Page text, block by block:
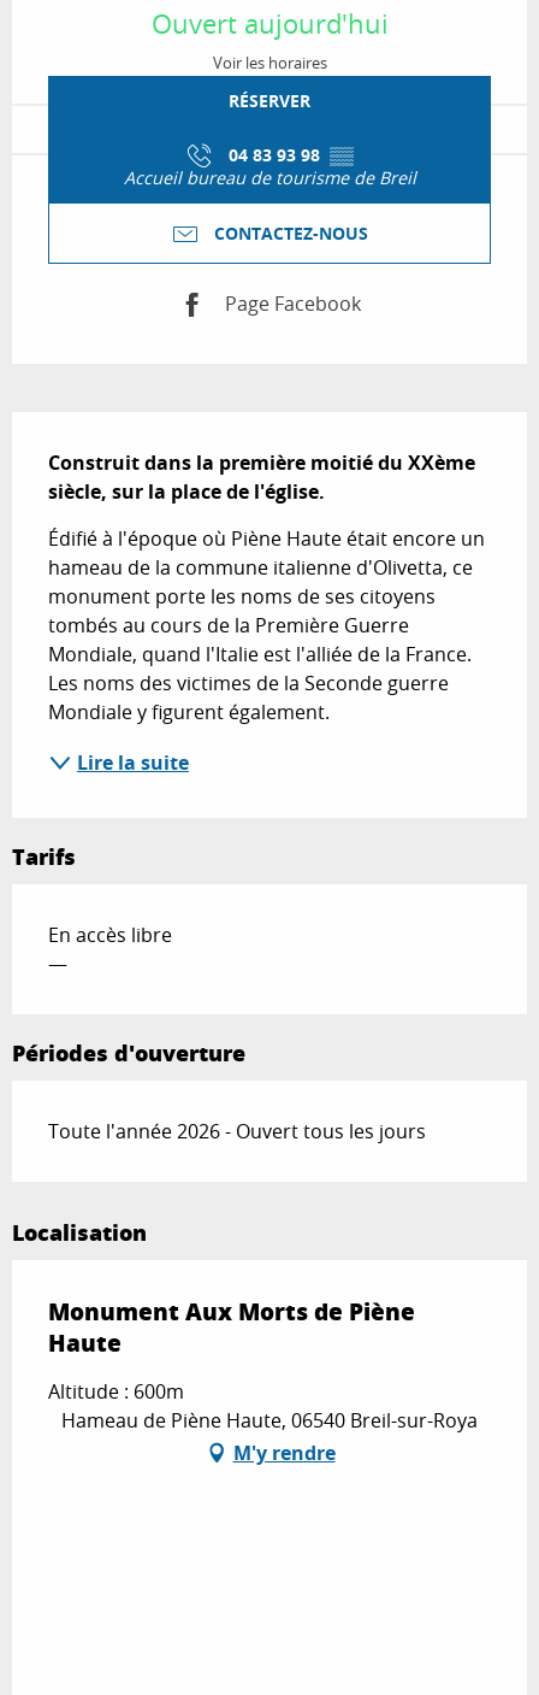
Ouvert aujourd'hui
Voir les horaires
RÉSERVER
04 83 93 98 ▒▒
Accueil bureau de tourisme de Breil
CONTACTEZ-NOUS
Page Facebook
Construit dans la première moitié du XXème
siècle, sur la place de l'église.
Édifié à l'époque où Piène Haute était encore un
hameau de la commune italienne d'Olivetta, ce
monument porte les noms de ses citoyens
tombés au cours de la Première Guerre
Mondiale, quand l'Italie est l'alliée de la France.
Les noms des victimes de la Seconde guerre
Mondiale y figurent également.
Lire la suite
Tarifs
En accès libre
—
Périodes d'ouverture
Toute l'année 2026 - Ouvert tous les jours
Localisation
Monument Aux Morts de Piène
Haute
Altitude : 600m
Hameau de Piène Haute, 06540 Breil-sur-Roya
M'y rendre